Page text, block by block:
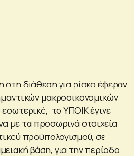
στη διάθεση για ρίσκο έφεραν
μακροοικονομικών
το ΥΠΟΙΚ έγινε
με τα προσωρινά στοιχεία
προϋπολογισμού, σε
βάση, για την περίοδο